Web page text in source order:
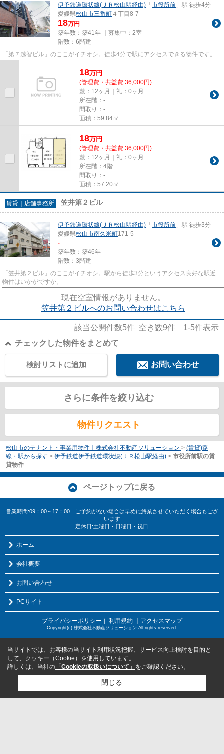
伊予鉄道環状線(ＪＲ松山駅経由) 「 市役所前 」駅 徒歩4分
愛媛県松山市三番町 ４丁目8-7
18万円
築年数：築41年 ｜募集中： 2室
階数：6階建
「第７越智ビル」のここがイチオシ。徒歩4分で駅にアクセスできる物件です。
18万円
(管理費・共益費 36,000円)
敷：12ヶ月｜礼：0ヶ月
所在階：-
間取り：-
面積：59.84㎡
18万円
(管理費・共益費 36,000円)
敷：12ヶ月｜礼：0ヶ月
所在階：4階
間取り：-
面積：57.20㎡
賃貸｜店舗事務所 笠井第２ビル
伊予鉄道環状線(ＪＲ松山駅経由) 「 市役所前 」駅 徒歩3分
愛媛県松山市南久米町171-5
-
築年数：築46年
階数：3階建
「笠井第２ビル」のここがイチオシ。駅から徒歩3分というアクセス良好な駅近
物件はいかがですか。
現在空室情報がありません。
笠井第２ビルへのお問い合わせはこちら
該当公開件数5件 空き数9件 1-5件表示
チェックした物件をまとめて
お問い合わせ
検討リストに追加
さらに条件を絞り込む
物件リクエスト
松山市のテナント・事業用物件｜株式会社不動産ソリューション > (賃貸)路
線・駅から探す > 伊予鉄道伊予鉄道環状線(ＪＲ松山駅経由) > 市役所前駅の賃
貸物件
ページトップに戻る
営業時間:09：00～17：00 ご予約がない場合は早めに終業させていただく場合もござ
います
定休日:土曜日・日曜日・祝日
ホーム
会社概要
お問い合わせ
PCサイト
プライバシーポリシー ｜ 利用規約 ｜アクセスマップ
Copyright(c) 株式会社不動産ソリューション All rights reserved.
当サイトでは、お客様の当サイト利用状況把握、サービス向上検討を目的と
して、クッキー（Cookie）を使用しています。
詳しくは、当社の 「Cookieの取扱いについて」 をご確認ください。
閉じる